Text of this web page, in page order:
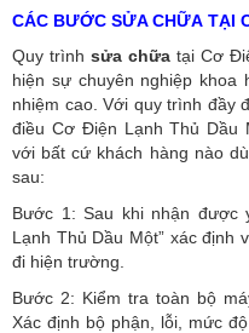
CÁC BƯỚC SỬA CHỮA TẠI
Quy trình sửa chữa tại Cơ
hiện sự chuyên nghiệp khoa
nhiệm cao. Với quy trình đầy
điều Cơ Điện Lạnh Thủ Dầu
với bất cứ khách hàng nào
sau:
Bước 1: Sau khi nhận được
Lạnh Thủ Dầu Một” xác định
đi hiện trường.
Bước 2: Kiểm tra toàn bộ
Xác định bộ phận, lỗi, mức